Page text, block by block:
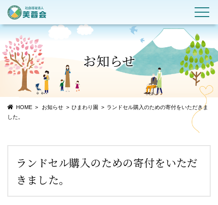
お知らせ
HOME お知らせ ひまわり園
ランドセル購入のための寄付をいただきま
した。
ランドセル購入のための寄付をいただ
きました。